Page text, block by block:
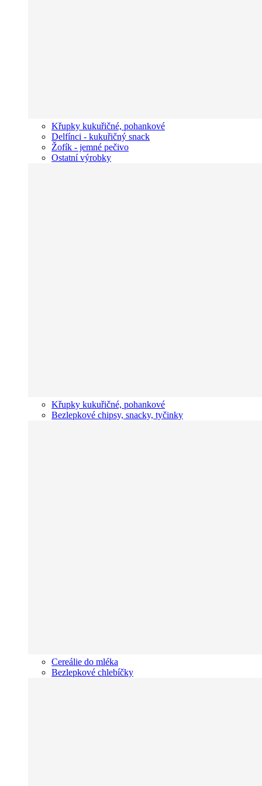
Křupky kukuřičné, pohankové
Delfínci - kukuřičný snack
Žofík - jemné pečivo
Ostatní výrobky
Křupky kukuřičné, pohankové
Bezlepkové chipsy, snacky, tyčinky
Cereálie do mléka
Bezlepkové chlebíčky